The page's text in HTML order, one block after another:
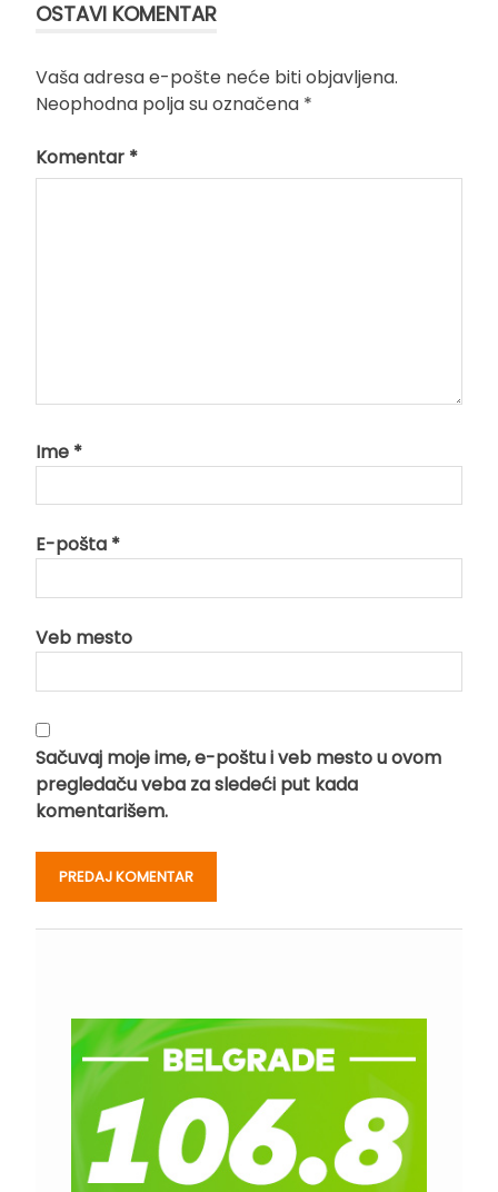
OSTAVI KOMENTAR
Vaša adresa e-pošte neće biti objavljena.
Neophodna polja su označena *
Komentar *
Ime *
E-pošta *
Veb mesto
Sačuvaj moje ime, e-poštu i veb mesto u ovom
pregledaču veba za sledeći put kada
komentarišem.